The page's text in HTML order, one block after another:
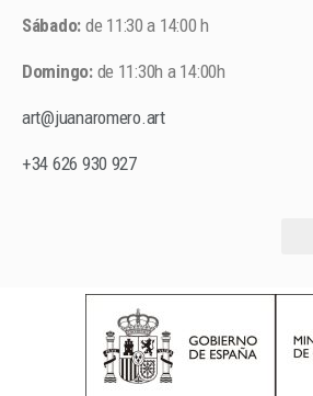
Sábado: de 11:30 a 14:00 h
Domingo:de 11:30h a 14:00h
art@juanaromero.art
+34 626 930 927